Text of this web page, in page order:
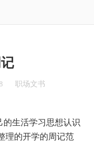
职场文书
生活学习思想认识
理的开学的周记范